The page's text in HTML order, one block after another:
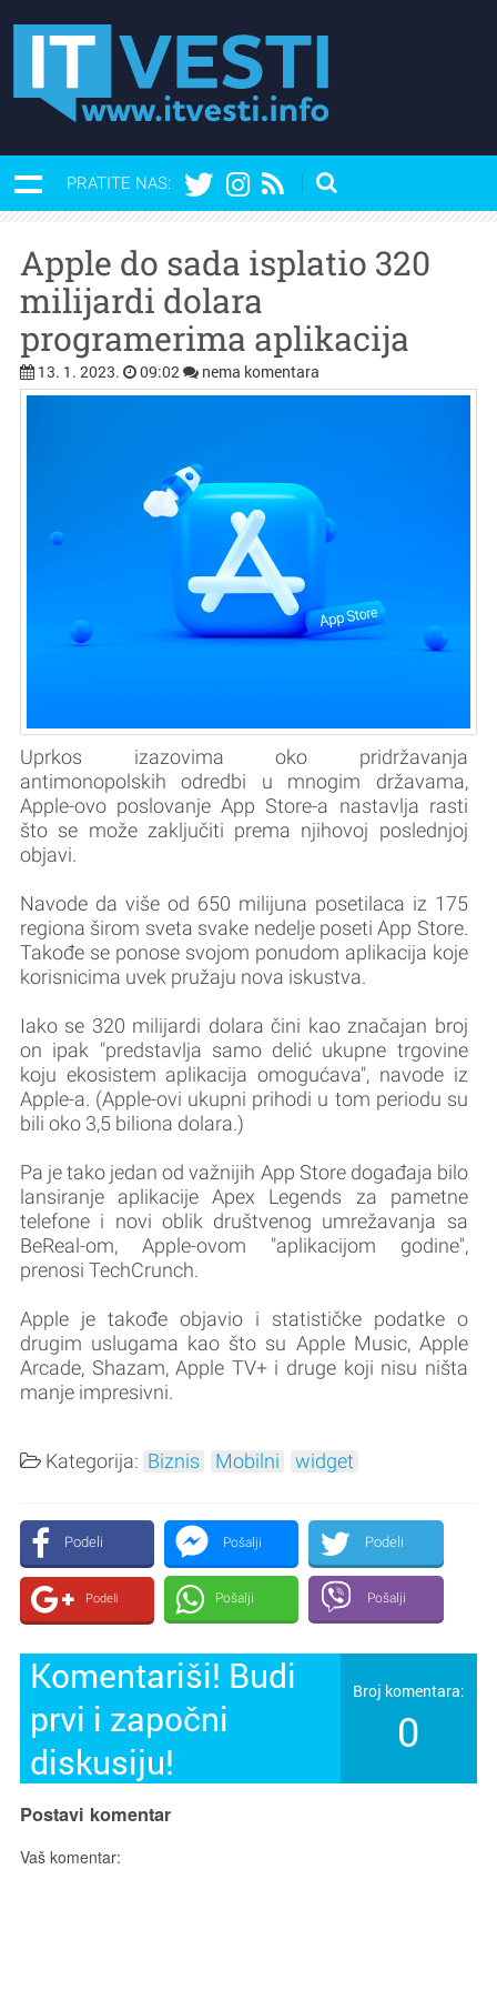
PRATITE NAS:
Apple do sada isplatio 320
milijardi dolara
programerima aplikacija
13. 1. 2023. 09:02 nema komentara
Uprkos izazovima oko pridržavanja
antimonopolskih odredbi u mnogim državama,
Apple-ovo poslovanje App Store-a nastavlja rasti
što se može zaključiti prema njihovoj poslednjoj
objavi.
Navode da više od 650 milijuna posetilaca iz 175
regiona širom sveta svake nedelje poseti App Store.
Takođe se ponose svojom ponudom aplikacija koje
korisnicima uvek pružaju nova iskustva.
Iako se 320 milijardi dolara čini kao značajan broj
on ipak "predstavlja samo delić ukupne trgovine
koju ekosistem aplikacija omogućava", navode iz
Apple-a. (Apple-ovi ukupni prihodi u tom periodu su
bili oko 3,5 biliona dolara.)
Pa je tako jedan od važnijih App Store događaja bilo
lansiranje aplikacije Apex Legends za pametne
telefone i novi oblik društvenog umrežavanja sa
BeReal-om, Apple-ovom "aplikacijom godine",
prenosi TechCrunch.
Apple je takođe objavio i statističke podatke o
drugim uslugama kao što su Apple Music, Apple
Arcade, Shazam, Apple TV+ i druge koji nisu ništa
manje impresivni.
Kategorija: Biznis Mobilni widget
Podeli Pošalji Podeli
Podeli Pošalji Pošalji
Komentariši! Budi
prvi i započni
diskusiju!
Broj komentara:
0
Postavi komentar
Vaš komentar: